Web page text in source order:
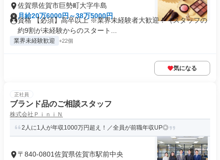
佐賀県佐賀市巨勢町大字牛島
月給20万6000円～38万5000円
資格 【必須】高卒以上 ※業界未経験者大歓迎！（スタッフの
約9割が未経験からのスタート...
業界未経験歓迎 +22個
気になる
正社員
ブランド品のご相談スタッフ
株式会社ＰｉｎｉＮ
2人に1人が年収1000万円超え！／全員が前職年収UP◎
〒840-0801佐賀県佐賀市駅前中央